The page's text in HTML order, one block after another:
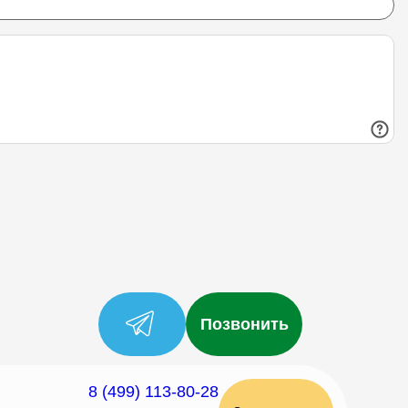
Позвонить
8 (499) 113-80-28